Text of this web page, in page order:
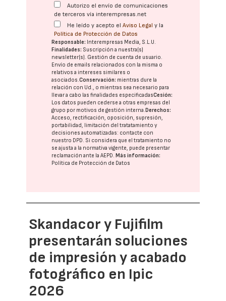
Autorizo el envío de comunicaciones
de terceros vía interempresas.net
He leído y acepto elAviso Legal y la
Política de Protección de Datos
Responsable: Interempresas Media, S.L.U.
Finalidades: Suscripción a nuestra(s)
newsletter(s). Gestión de cuenta de usuario.
Envío de emails relacionados con la misma o
relativos a intereses similares o
asociados.Conservación: mientras dure la
relación con Ud., o mientras sea necesario para
llevar a cabo las finalidades especificadasCesión:
Los datos pueden cederse a otras empresas del
grupo por motivos de gestión interna. Derechos:
Acceso, rectificación, oposición, supresión,
portabilidad, limitación del tratatamiento y
decisiones automatizadas: contacte con
nuestro DPD. Si considera que el tratamiento no
se ajusta a la normativa vigente, puede presentar
reclamación ante laAEPD. Más información:
Política de Protección de Datos
Skandacor y Fujifilm
presentarán soluciones
de impresión y acabado
fotográfico en Ipic
2026